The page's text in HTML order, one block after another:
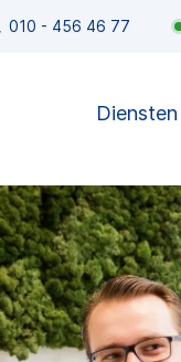
010 - 456 46 77
Diensten